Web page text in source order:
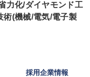
力化/ダイヤモンド工
術(機械/電気/電子製
採用企業情報